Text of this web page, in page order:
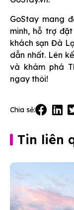
GoStay mang
minh, hỗ trợ
khách sạn Đà
dẫn nhất. Lên
và khám phá
ngay thôi!
Chia sẻ:
Tin liên